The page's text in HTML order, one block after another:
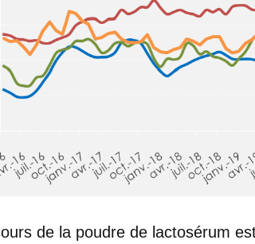
de la poudre de lactosérum